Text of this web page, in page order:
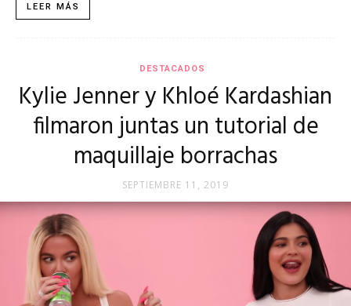
LEER MÁS
DESTACADOS
Kylie Jenner y Khloé Kardashian
filmaron juntas un tutorial de
maquillaje borrachas
SEPTIEMBRE 11, 2019